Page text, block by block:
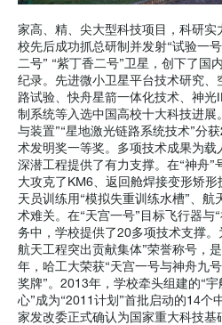
家高、精、尖大型科技项目，科研
校先后成功抓总研制并发射“试验一
二号” “紫丁香二号”卫星，创下了国
纪录。先进微小卫星平台技术研究
路试验、快舟星箭一体化技术、神
制系统等入选中国高校十大科技进展
与装置”“星地激光链路系统技术”分
术发明奖一等奖。多项技术成果为载
深潜工程提供了有力支撑。在“神舟”
大攻克了KM6、返回舱焊接变形矫
天员训练用“模拟失重训练水槽”、
术难关。在“天宫一号”目标飞行器与
务中，学校提供了20多项技术支撑。
航天工程突出贡献集体”荣誉称号，
年，哈工大荣获“天宫一号与神舟九
奖牌”。2013年，学校牵头组建的“
心”成为“2011计划”首批启动的14个
家发改委正式确认为国家重大科技基